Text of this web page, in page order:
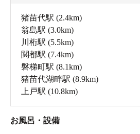
猪苗代駅 (2.4km)
翁島駅 (3.0km)
川桁駅 (5.5km)
関都駅 (7.4km)
磐梯町駅 (8.1km)
猪苗代湖畔駅 (8.9km)
上戸駅 (10.8km)
お風呂・設備